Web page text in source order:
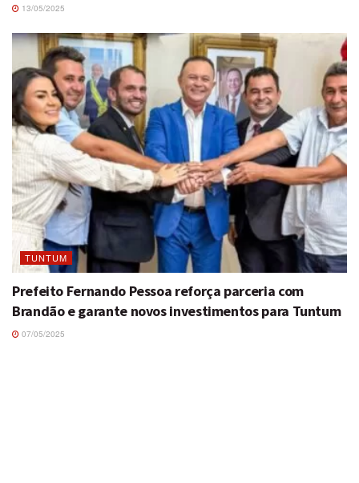
13/05/2025
TUNTUM
Prefeito Fernando Pessoa reforça parceria com
Brandão e garante novos investimentos para Tuntum
07/05/2025